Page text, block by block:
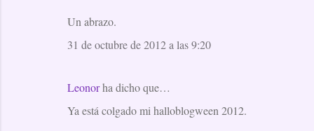
Un abrazo.
31 de octubre de 2012 a las 9:20
Leonorha dicho que…
Ya está colgado mi halloblogween 2012.